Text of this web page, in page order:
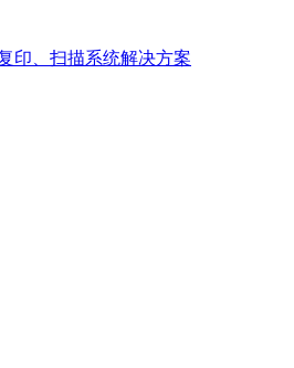
印、扫描系统解决方案